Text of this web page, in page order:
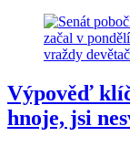
Výpověď
hnoje, jsi